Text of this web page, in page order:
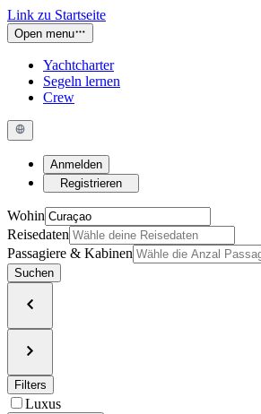
Link zu Startseite
Open menu
Yachtcharter
Segeln lernen
Crew
Anmelden
Registrieren
Wohin
Reisedaten
Passagiere & Kabinen
Suchen
Filters
Luxus